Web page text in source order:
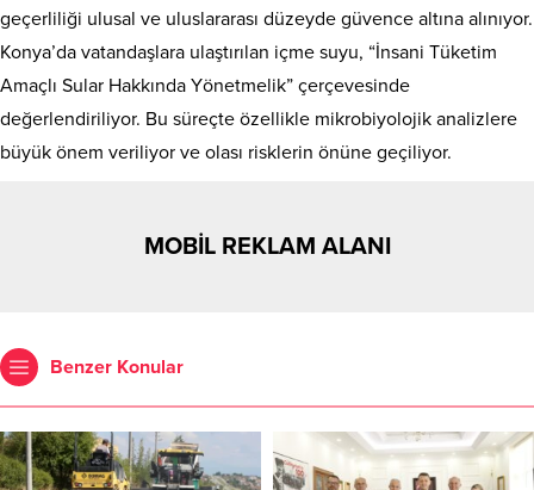
geçerliliği ulusal ve uluslararası düzeyde güvence altına alınıyor.
Konya’da vatandaşlara ulaştırılan içme suyu, “İnsani Tüketim
Amaçlı Sular Hakkında Yönetmelik” çerçevesinde
değerlendiriliyor. Bu süreçte özellikle mikrobiyolojik analizlere
büyük önem veriliyor ve olası risklerin önüne geçiliyor.
MOBİL REKLAM ALANI
Benzer Konular